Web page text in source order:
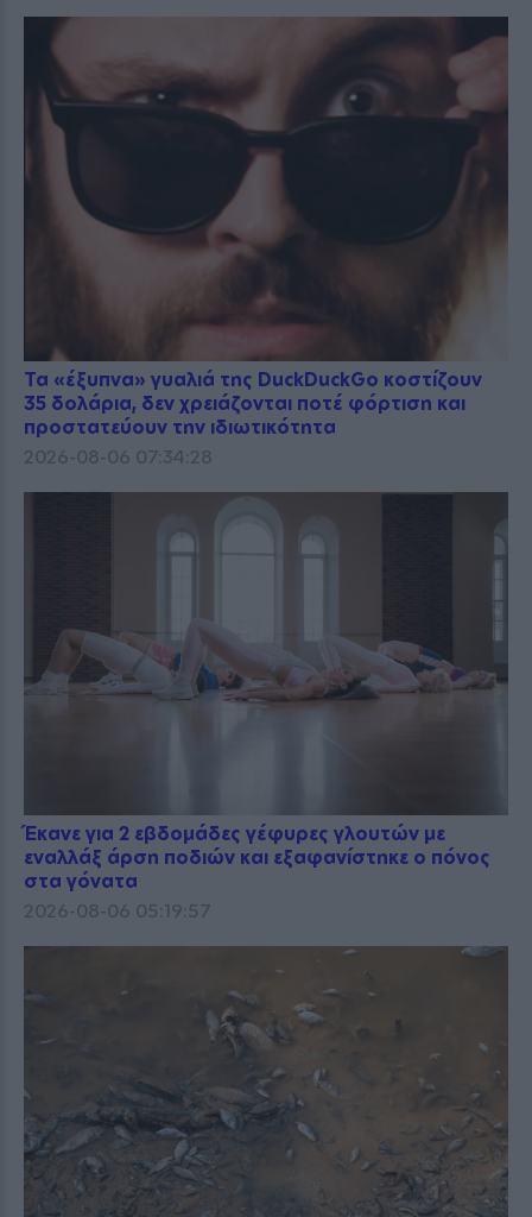
Τα «έξυπνα» γυαλιά της DuckDuckGo κοστίζουν
35 δολάρια, δεν χρειάζονται ποτέ φόρτιση και
προστατεύουν την ιδιωτικότητα
2026-08-06 07:34:28
Έκανε για 2 εβδομάδες γέφυρες γλουτών με
εναλλάξ άρση ποδιών και εξαφανίστηκε ο πόνος
στα γόνατα
2026-08-06 05:19:57